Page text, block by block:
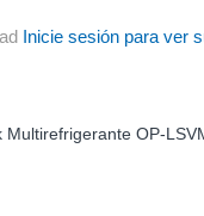
Inicie sesión para ver
Multirefrigerante OP-